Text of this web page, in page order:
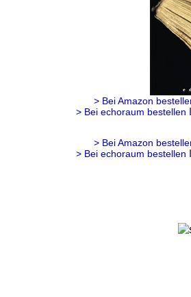
> Bei Amazon
> Bei echoraum bestellen Ι
> Bei Amazon
> Bei echoraum bestellen Ι